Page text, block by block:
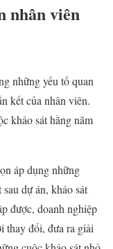
nhân viên
những yếu tố quan
kết của nhân viên.
khảo sát hằng năm
áp dụng những
dự án, khảo sát
được, doanh nghiệp
thay đổi, đưa ra giải